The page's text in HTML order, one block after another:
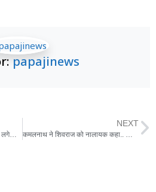
papajinews
कल से स्कूल खुलेंगे, रेगुलर क्लास नहीं लगेगी, दो घंटे के लिए स्कूल जा पाएंगे छात्र
NEXT
कमलनाथ ने शिवराज को नालायक कहा.. शिवराज का जवाब- लायक कौन, जनता तय करेगी